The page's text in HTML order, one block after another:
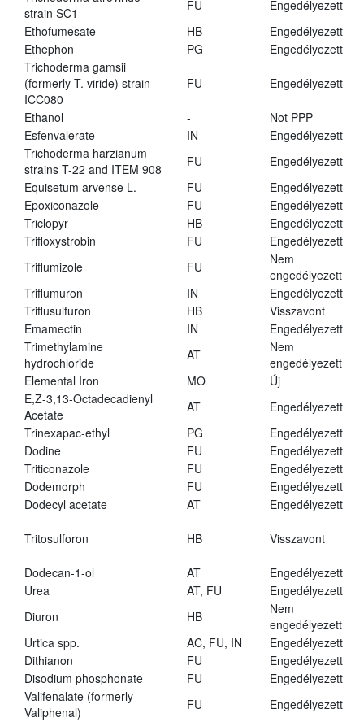
strain SC1
FU
Engedélyezett
Ethofumesate
HB
Engedélyezett
Ethephon
PG
Engedélyezett
Trichoderma gamsii
(formerly T. viride) strain
ICC080
FU Engedélyezett
Ethanol -
Not PPP
Esfenvalerate
IN
Engedélyezett
Trichoderma harzianum
strains T-22 and ITEM 908
FU
Engedélyezett
Equisetum arvense L.
FU
Engedélyezett
Epoxiconazole
FU
Engedélyezett
Triclopyr
HB
Engedélyezett
Trifloxystrobin
FU
Engedélyezett
Triflumizole
FU
Nem
engedélyezett
Triflumuron
IN
Engedélyezett
Triflusulfuron
HB
Visszavont
Emamectin
IN
Engedélyezett
Trimethylamine
hydrochloride
AT
Nem
engedélyezett
Elemental Iron
MO
Új
E,Z-3,13-Octadecadienyl
Acetate
AT
Engedélyezett
Trinexapac-ethyl
PG
Engedélyezett
Dodine
FU
Engedélyezett
Triticonazole
FU
Engedélyezett
Dodemorph
FU
Engedélyezett
Dodecyl acetate
AT Engedélyezett
Tritosulforon HB Visszavont
Dodecan-1-ol AT
Engedélyezett
Urea
AT, FU
Engedélyezett
Diuron
HB
Nem
engedélyezett
Urtica spp.
AC, FU, IN
Engedélyezett
Dithianon
FU
Engedélyezett
Disodium phosphonate
FU
Engedélyezett
Valifenalate (formerly
Valiphenal)
FU Engedélyezett